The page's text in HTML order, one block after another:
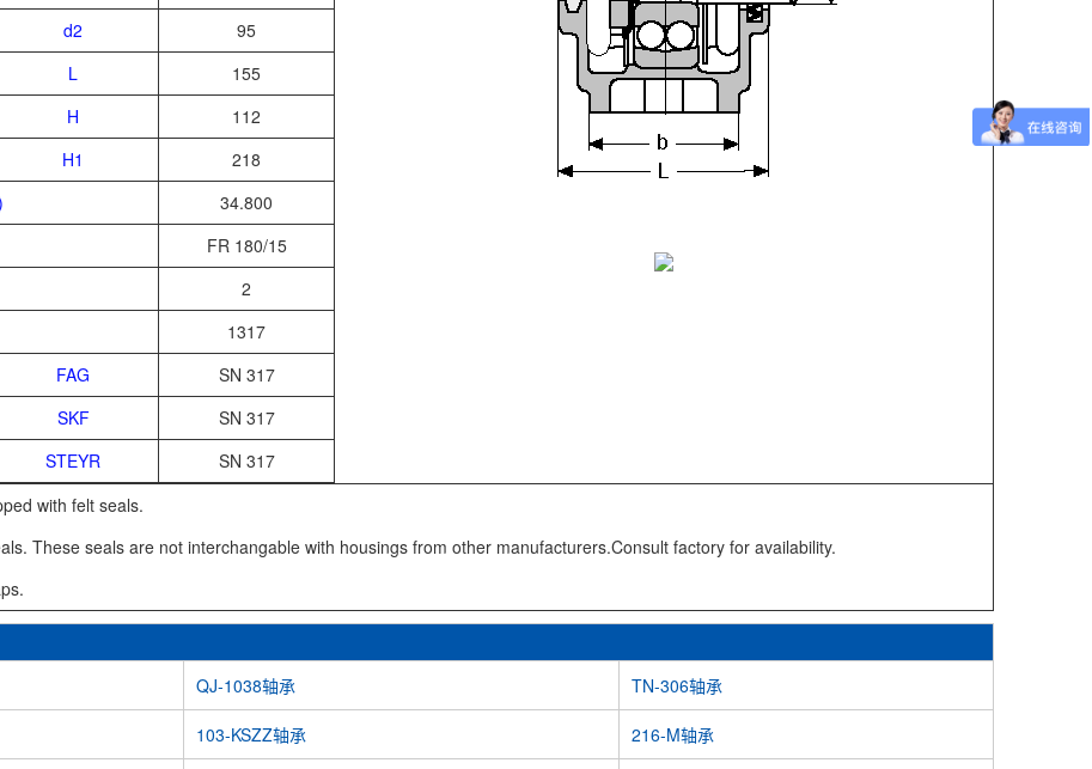
d2
95
L
155
H
112
H1
218
34.800
FR 180/15
2
1317
FAG
SN 317
SKF
SN 317
STEYR
SN 317
with felt seals.
These seals are not interchangable with housings from other manufacturers.Consult factory for availability.
QJ-1038轴承 TN-306轴承
103-KSZZ轴承 216-M轴承